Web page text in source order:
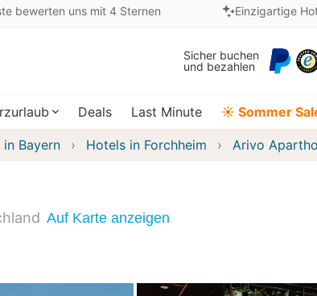
bewerten uns mit 4 Sternen Einzigartige
Sicher buchen
und bezahlen
Deals Last Minute ☀️ Sommer
Bayern Hotels in Forchheim Arivo
Auf Karte anzeigen